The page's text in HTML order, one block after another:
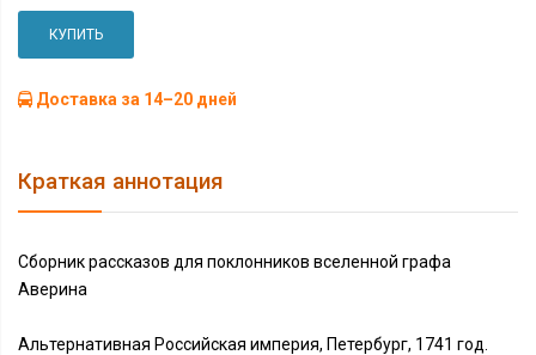
КУПИТЬ
Доставка за 14–20 дней
Краткая аннотация
Сборник рассказов для поклонников вселенной графа
Аверина
Альтернативная Российская империя, Петербург, 1741 год.